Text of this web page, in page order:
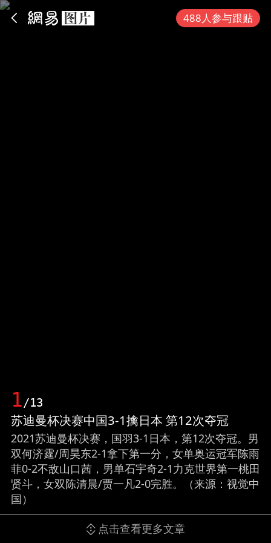
488人参与跟贴
1/13
苏迪曼杯决赛中国3-1擒日本 第12次夺冠
2021苏迪曼杯决赛，国羽3-1日本，第12次夺冠。男
双何济霆/周昊东2-1拿下第一分，女单奥运冠军陈雨
菲0-2不敌山口茜，男单石宇奇2-1力克世界第一桃田
贤斗，女双陈清晨/贾一凡2-0完胜。（来源：视觉中
国）
点击查看更多文章
App内打开